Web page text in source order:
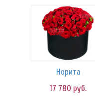
Норита
17 780 руб.